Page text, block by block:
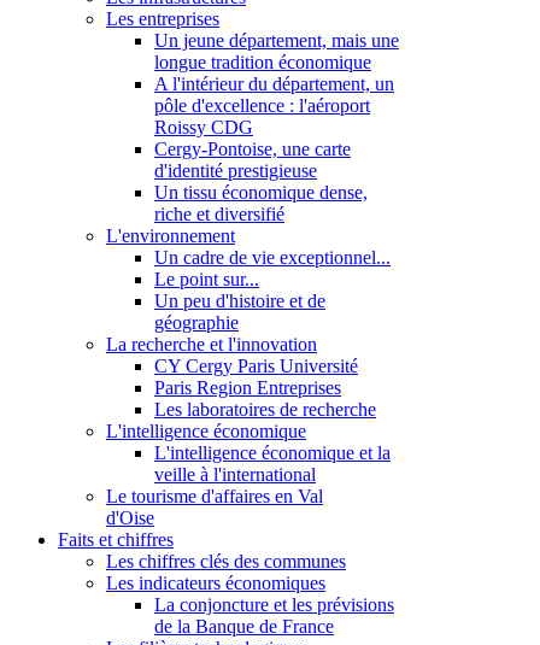
Les entreprises
Un jeune département, mais une
longue tradition économique
A l'intérieur du département, un
pôle d'excellence : l'aéroport
Roissy CDG
Cergy-Pontoise, une carte
d'identité prestigieuse
Un tissu économique dense,
riche et diversifié
L'environnement
Un cadre de vie exceptionnel...
Le point sur...
Un peu d'histoire et de
géographie
La recherche et l'innovation
CY Cergy Paris Université
Paris Region Entreprises
Les laboratoires de recherche
L'intelligence économique
L'intelligence économique et la
veille à l'international
Le tourisme d'affaires en Val
d'Oise
Faits et chiffres
Les chiffres clés des communes
Les indicateurs économiques
La conjoncture et les prévisions
de la Banque de France